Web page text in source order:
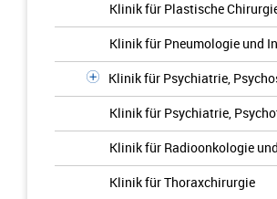
Klinik für Plastische
Klinik für Pneumologie und
Klinik für Psychiatrie,
Klinik für Psychiatrie,
Klinik für Radioonkologie
Klinik für Thoraxchirurgie